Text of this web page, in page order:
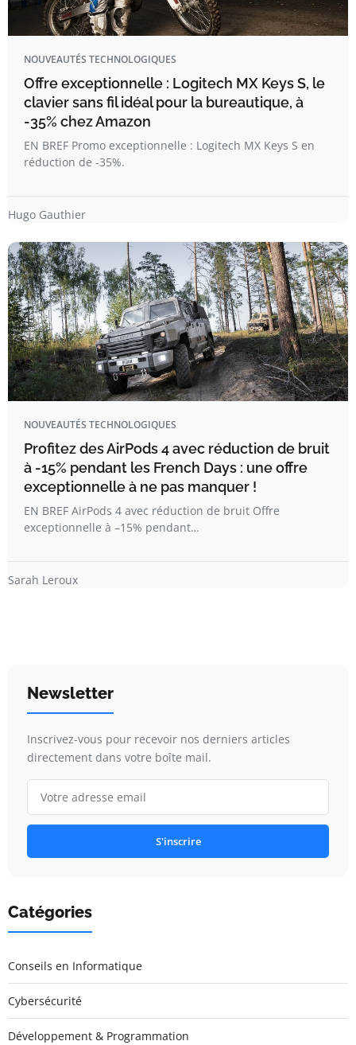
NOUVEAUTÉS TECHNOLOGIQUES
Offre exceptionnelle : Logitech MX Keys S, le
clavier sans fil idéal pour la bureautique, à
-35% chez Amazon
EN BREF Promo exceptionnelle : Logitech MX Keys S en
réduction de -35%.
Hugo Gauthier
NOUVEAUTÉS TECHNOLOGIQUES
Profitez des AirPods 4 avec réduction de bruit
à -15% pendant les French Days : une offre
exceptionnelle à ne pas manquer !
EN BREF AirPods 4 avec réduction de bruit Offre
exceptionnelle à –15% pendant…
Sarah Leroux
Newsletter
Inscrivez-vous pour recevoir nos derniers articles
directement dans votre boîte mail.
S'inscrire
Catégories
Conseils en Informatique
Cybersécurité
Développement & Programmation